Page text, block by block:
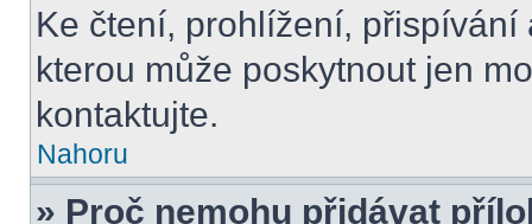
Ke čtení, prohlížení,
kterou může poskytnout jen
kontaktujte.
Nahoru
» Proč nemohu přidávat